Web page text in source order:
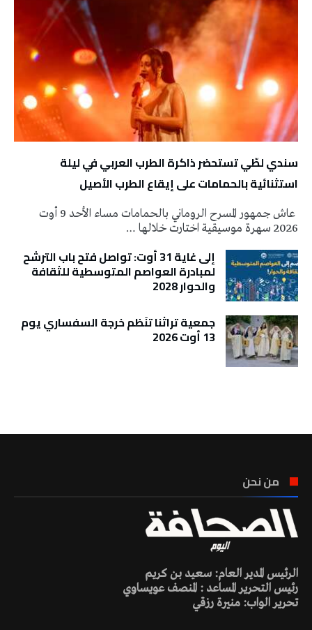
سندي لطّي تستحضر ذاكرة الطرب العربي في ليلة
استثنائية بالحمامات على إيقاع الطرب الأصيل
عاش جمهور المسرح الروماني بالحمامات مساء الأحد 9 أوت
2026 سهرة موسيقية اختارت خلالها …
إلى غاية 31 أوت: تواصل فتح باب الترشح
لمبادرة العواصم المتوسطية للثقافة
والحوار 2028
جمعية تراثنا تنَظم خرجة السفساري يوم
13 أوت 2026
من نحن
الرئيس المدير العام: سعيد بن كريم
رئيس التحرير المساعد : المنصف عويساوي
تحرير الواب: منيرة رزقي